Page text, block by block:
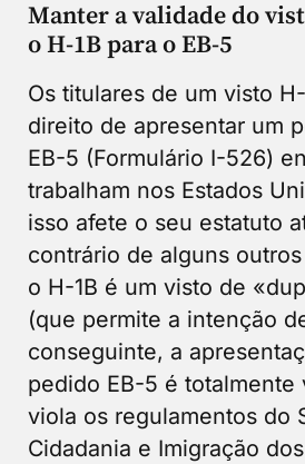
Manter a validade do
o H-1B para o EB-5
Os titulares de um visto
direito de apresentar um
EB-5 (Formulário I-526)
trabalham nos Estados
isso afete o seu estatuto
contrário de alguns
o H-1B é um visto de
(que permite a intenção
conseguinte, a
pedido EB-5 é totalmente
viola os regulamentos do
Cidadania e Imigração